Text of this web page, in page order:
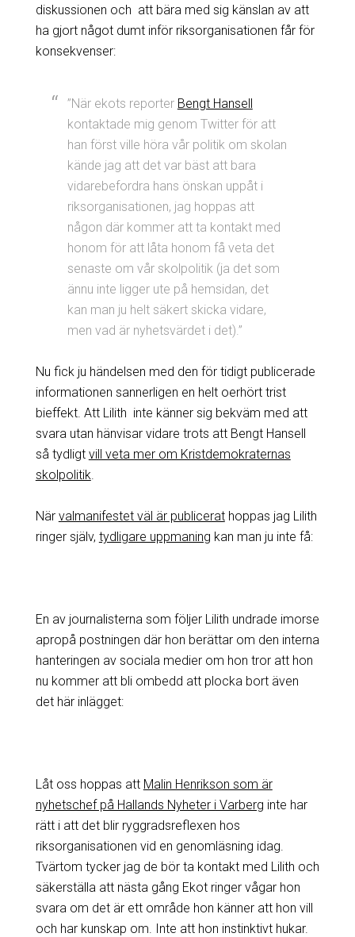
diskussionen och att bära med sig känslan av att
ha gjort något dumt inför riksorganisationen får för
konsekvenser:
”När ekots reporter Bengt Hansell
kontaktade mig genom Twitter för att
han först ville höra vår politik om skolan
kände jag att det var bäst att bara
vidarebefordra hans önskan uppåt i
riksorganisationen, jag hoppas att
någon där kommer att ta kontakt med
honom för att låta honom få veta det
senaste om vår skolpolitik (ja det som
ännu inte ligger ute på hemsidan, det
kan man ju helt säkert skicka vidare,
men vad är nyhetsvärdet i det).”
Nu fick ju händelsen med den för tidigt publicerade
informationen sannerligen en helt oerhört trist
bieffekt. Att Lilith inte känner sig bekväm med att
svara utan hänvisar vidare trots att Bengt Hansell
så tydligt vill veta mer om Kristdemokraternas
skolpolitik
När valmanifestet väl är publicerathoppas jag Lilith
ringer själv, tydligare uppmaning kan man ju inte få:
En av journalisterna som följer Lilith undrade imorse
apropå postningen där hon berättar om den interna
hanteringen av sociala medier om hon tror att hon
nu kommer att bli ombedd att plocka bort även
det här inlägget:
Låt oss hoppas att Malin Henrikson som är
nyhetschef på Hallands Nyheter i Varberg inte har
rätt i att det blir ryggradsreflexen hos
riksorganisationen vid en genomläsning idag.
Tvärtom tycker jag de bör ta kontakt med Lilith och
säkerställa att nästa gång Ekot ringer vågar hon
svara om det är ett område hon känner att hon vill
och har kunskap om. Inte att hon instinktivt hukar.